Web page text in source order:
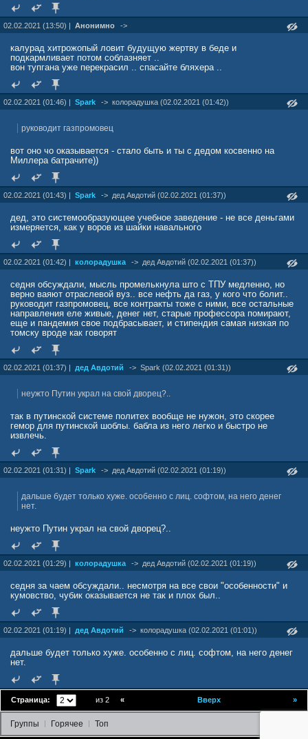
02.02.2021 (13:50) | Анонимно ->
калурад хитрожопый ловит будущую жертву в беде и
подкармливает потом соблазняет ..
вон тупгана уже перекрасил .. спасайте бляхера ..
02.02.2021 (01:46) | Spark -> колорадушка (02.02.2021 (01:42))
руководит газпромовец
вот оно чо оказывается - стало быть и ты с дедом косвенно на
Миллера батрачите))
02.02.2021 (01:43) | Spark -> дед Авдотий (02.02.2021 (01:37))
дед, это системообразующее учебное заведение - не все деньгами
измеряется, как у воров из шайки навального
02.02.2021 (01:42) | колорадушка -> дед Авдотий (02.02.2021 (01:37))
седня обсуждали, мысль промелькнула што с ТПУ медленно, но
верно ваяют отраслевой вуз.. все нефть да газ, у кого что болит..
руководит газпромовец, все контракты тоже с ними, все остальные
направления еле живые, денег нет, старые профессора помирают,
еще и пандемия свое подбрасывает, и стипендия самая низкая по
томску вроде как говорят
02.02.2021 (01:37) | дед Авдотий -> Spark (02.02.2021 (01:31))
неужто Путин украл на свой дворец?..
так в путинской системе политех вообще не нужон, это скорее
гемор для путинской шоблы. бабла из него легко и быстро не
извлечь.
02.02.2021 (01:31) | Spark -> дед Авдотий (02.02.2021 (01:19))
дальше будет только хуже. особенно с лиц. софтом, на него денег
нет.
неужто Путин украл на свой дворец?..
02.02.2021 (01:29) | колорадушка -> дед Авдотий (02.02.2021 (01:19))
седня за чаем обсуждали.. несмотря на все свои "особенности" и
кумовство, чубик оказывается не так и плох был..
02.02.2021 (01:19) | дед Авдотий -> колорадушка (02.02.2021 (01:01))
дальше будет только хуже. особенно с лиц. софтом, на него денег
нет.
Страница: из 2 »
« Вверх
Группы Горячее Топ